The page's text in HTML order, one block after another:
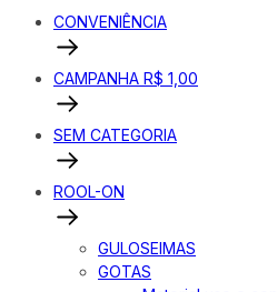
CONVENIÊNCIA
CAMPANHA R$ 1,00
SEM CATEGORIA
ROOL-ON
GULOSEIMAS
GOTAS